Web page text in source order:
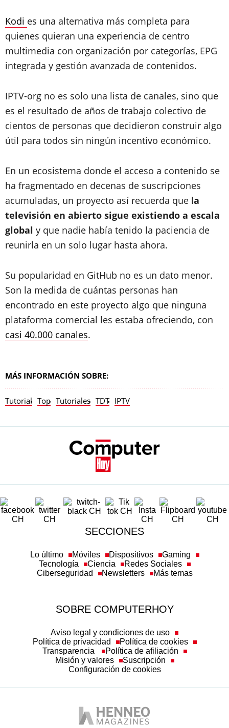
Kodi es una alternativa más completa para
quienes quieran una experiencia de centro
multimedia con organización por categorías, EPG
integrada y gestión avanzada de contenidos.
IPTV-org no es solo una lista de canales, sino que
es el resultado de años de trabajo colectivo de
cientos de personas que decidieron construir algo
útil para todos sin ningún incentivo económico.
En un ecosistema donde el acceso a contenido se
ha fragmentado en decenas de suscripciones
acumuladas, un proyecto así recuerda que la
televisión en abierto sigue existiendo a escala
global y que nadie había tenido la paciencia de
reunirla en un solo lugar hasta ahora.
Su popularidad en GitHub no es un dato menor.
Son la medida de cuántas personas han
encontrado en este proyecto algo que ninguna
plataforma comercial les estaba ofreciendo, con
casi 40.000 canales.
MÁS INFORMACIÓN SOBRE:
Tutorial Top Tutoriales TDT IPTV
SECCIONES
Lo último Móviles Dispositivos
Gaming
Tecnología
Ciencia
Redes Sociales
Ciberseguridad
Newsletters Más temas
SOBRE COMPUTERHOY
Aviso legal y condiciones de uso
Política de privacidad
Política de cookies
Transparencia
Política de afiliación
Misión y valores
Suscripción
Configuración de cookies